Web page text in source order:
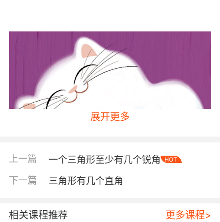
展开更多
上一篇 一个三角形至少有几个锐角 HOT
下一篇 三角形有几个直角
相关课程推荐 更多课程>